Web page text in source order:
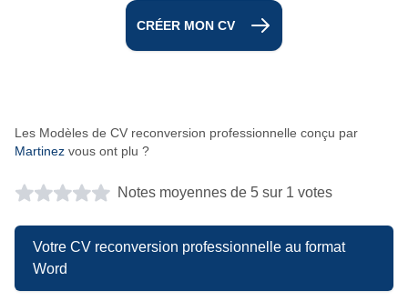
CRÉER MON CV
Les Modèles de CV reconversion professionnelle conçu par
Martinez vous ont plu ?
Notes moyennes de 5 sur 1 votes
Votre CV reconversion professionnelle au format
Word